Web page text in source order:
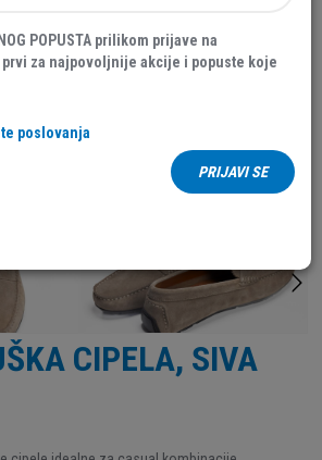
CIPELA, SIVA
POPUSTA prilikom prijave na
prvi za najpovoljnije akcije i popuste koje
poslovanja
PRIJAVI SE